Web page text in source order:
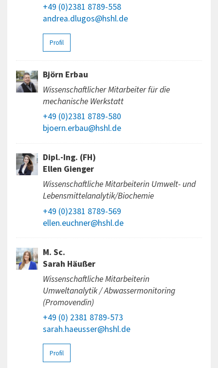
+49 (0)2381 8789-558
andrea.dlugos@hshl.de
Profil
Björn Erbau
Wissenschaftlicher Mitarbeiter für die
mechanische Werkstatt
+49 (0)2381 8789-580
bjoern.erbau@hshl.de
Dipl.-Ing. (FH)
Ellen Gienger
Wissenschaftliche Mitarbeiterin Umwelt- und
Lebensmittelanalytik/Biochemie
+49 (0)2381 8789-569
ellen.euchner@hshl.de
M. Sc.
Sarah Häußer
Wissenschaftliche Mitarbeiterin
Umweltanalytik / Abwassermonitoring
(Promovendin)
+49 (0) 2381 8789-573
sarah.haeusser@hshl.de
Profil